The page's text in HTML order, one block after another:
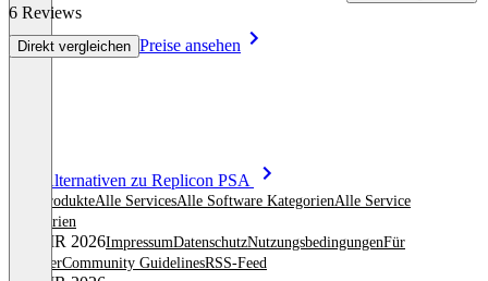
6 Reviews
Direkt vergleichen Preise ansehen
Alle Alternativen zu Replicon PSA
Alle ProdukteAlle ServicesAlle Software KategorienAlle Service
Kategorien
© OMR 2026ImpressumDatenschutzNutzungsbedingungenFür
AnbieterCommunity GuidelinesRSS-Feed